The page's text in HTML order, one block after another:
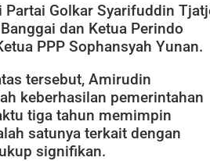
Partai Golkar Syarifuddin
dan Ketua Perindo
PPP Sophansyah Yunan.
tersebut, Amirudin
keberhasilan pemerintahan
tiga tahun memimpin
satunya terkait dengan
signifikan.